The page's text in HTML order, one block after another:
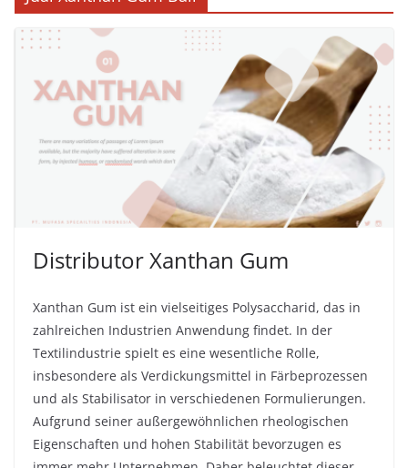
Distributor Xanthan Gum
Xanthan Gum ist ein vielseitiges Polysaccharid, das in
zahlreichen Industrien Anwendung findet. In der
Textilindustrie spielt es eine wesentliche Rolle,
insbesondere als Verdickungsmittel in Färbeprozessen
und als Stabilisator in verschiedenen Formulierungen.
Aufgrund seiner außergewöhnlichen rheologischen
Eigenschaften und hohen Stabilität bevorzugen es